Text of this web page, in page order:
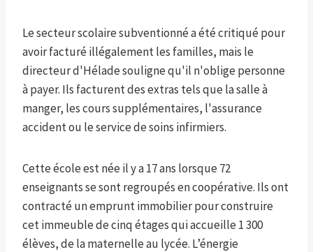
Le secteur scolaire subventionné a été critiqué pour
avoir facturé illégalement les familles, mais le
directeur d'Hélade souligne qu'il n'oblige personne
à payer. Ils facturent des extras tels que la salle à
manger, les cours supplémentaires, l'assurance
accident ou le service de soins infirmiers.
Cette école est née il y a 17 ans lorsque 72
enseignants se sont regroupés en coopérative. Ils ont
contracté un emprunt immobilier pour construire
cet immeuble de cinq étages qui accueille 1 300
élèves, de la maternelle au lycée. L’énergie